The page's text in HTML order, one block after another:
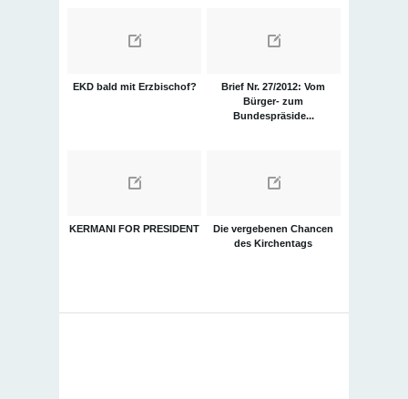
EKD bald mit Erzbischof?
Brief Nr. 27/2012: Vom
Bürger- zum
Bundespräside...
KERMANI FOR PRESIDENT
Die vergebenen Chancen
des Kirchentags